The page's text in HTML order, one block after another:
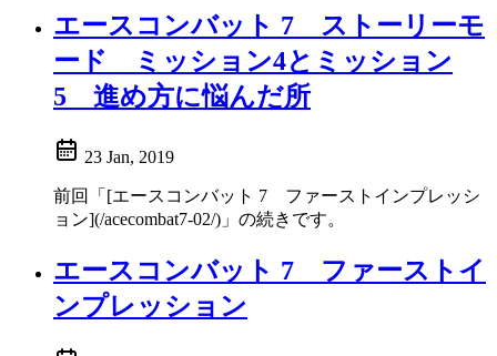
エースコンバット 7 ストーリーモ
ード ミッション4とミッション
5 進め方に悩んだ所
23 Jan, 2019
前回「[エースコンバット 7 ファーストインプレッシ
ョン](/acecombat7-02/)」の続きです。
エースコンバット 7 ファーストイ
ンプレッション